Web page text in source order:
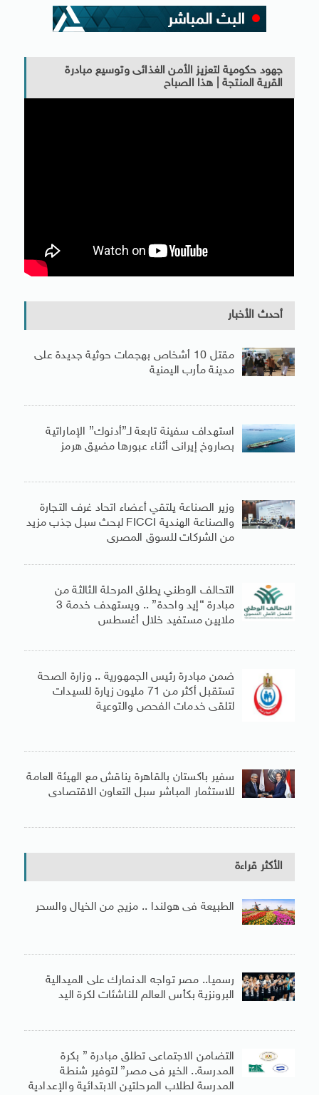
جهود حكومية لتعزيز الأمن الغذائى وتوسيع مبادرة
القرية المنتجة | هذا الصباح
أحدث الأخبار
مقتل 10 أشخاص بهجمات حوثية جديدة على
مدينة مأرب اليمنية
استهداف سفينة تابعة لـ”أدنوك” الإماراتية
بصاروخ إيرانى أثناء عبورها مضيق هرمز
وزير الصناعة يلتقي أعضاء اتحاد غرف التجارة
والصناعة الهندية FICCI لبحث سبل جذب مزيد
من الشركات للسوق المصرى
التحالف الوطني يطلق المرحلة الثالثة من
مبادرة “إيد واحدة” .. ويستهدف خدمة 3
ملايين مستفيد خلال أغسطس
ضمن مبادرة رئيس الجمهورية .. وزارة الصحة
تستقبل أكثر من 71 مليون زيارة للسيدات
لتلقى خدمات الفحص والتوعية
سفير باكستان بالقاهرة يناقش مع الهيئة العامة
للاستثمار المباشر سبل التعاون الاقتصادى
الأكثر قراءة
الطبيعة فى هولندا .. مزيج من الخيال والسحر
رسميا.. مصر تواجه الدنمارك على الميدالية
البرونزية بكأس العالم للناشئات لكرة اليد
التضامن الاجتماعى تطلق مبادرة ” بكرة
المدرسة.. الخير فى مصر” لتوفير شنطة
المدرسة لطلاب المرحلتين الابتدائية والإعدادية